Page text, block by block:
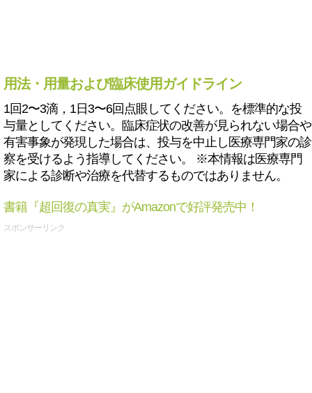
用法・用量および臨床使用ガイドライン
1回2〜3滴，1日3〜6回点眼してください。を標準的な投
与量としてください。臨床症状の改善が見られない場合や
有害事象が発現した場合は、投与を中止し医療専門家の診
察を受けるよう指導してください。 ※本情報は医療専門
家による診断や治療を代替するものではありません。
書籍『超回復の真実』がAmazonで好評発売中！
スポンサーリンク